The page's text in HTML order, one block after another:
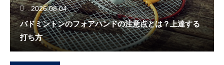
2026.08.04
バドミントンのフォアハンドの注意点とは？上達する
打ち方